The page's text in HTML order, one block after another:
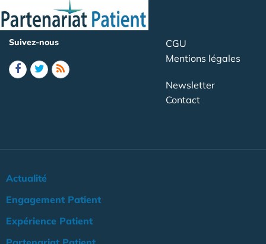
Suivez-nous
CGU
Mentions légales
Newsletter
Contact
Actualité
Engagement Patient
Expérience Patient